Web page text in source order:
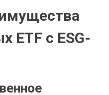
ETF с ESG-